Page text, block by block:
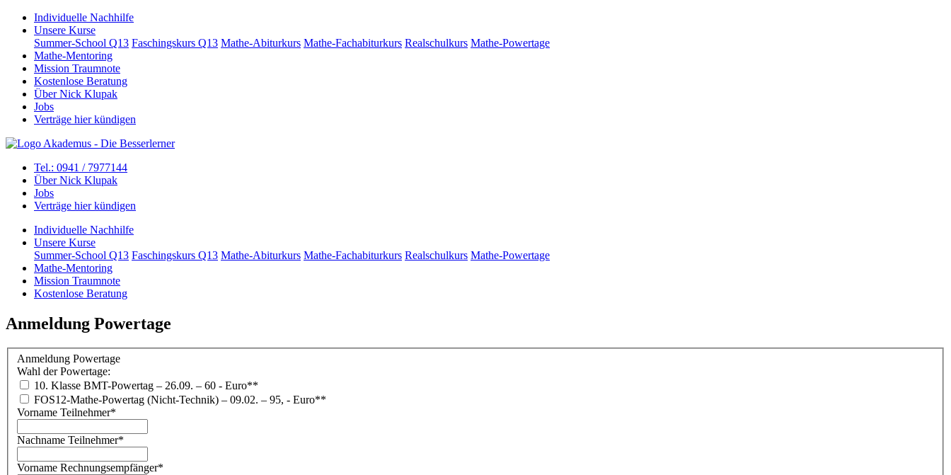
Individuelle Nachhilfe
Unsere Kurse
Summer-School Q13 Faschingskurs Q13 Mathe-Abiturkurs Mathe-Fachabiturkurs Realschulkurs Mathe-Powertage
Mathe-Mentoring
Mission Traumnote
Kostenlose Beratung
Über Nick Klupak
Jobs
Verträge hier kündigen
Tel.: 0941 / 7977144
Über Nick Klupak
Jobs
Verträge hier kündigen
Individuelle Nachhilfe
Unsere Kurse
Summer-School Q13 Faschingskurs Q13 Mathe-Abiturkurs Mathe-Fachabiturkurs Realschulkurs Mathe-Powertage
Mathe-Mentoring
Mission Traumnote
Kostenlose Beratung
Anmeldung Powertage
Anmeldung Powertage
Wahl der Powertage:
10. Klasse BMT-Powertag – 26.09. – 60 - Euro**
FOS12-Mathe-Powertag (Nicht-Technik) – 09.02. – 95, - Euro**
Vorname Teilnehmer*
Nachname Teilnehmer*
Vorname Rechnungsempfänger*